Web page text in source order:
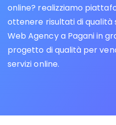
online? realizziamo
ottenere risultati di qualità
Web Agency a Pagani in
progetto di qualità per
servizi online.